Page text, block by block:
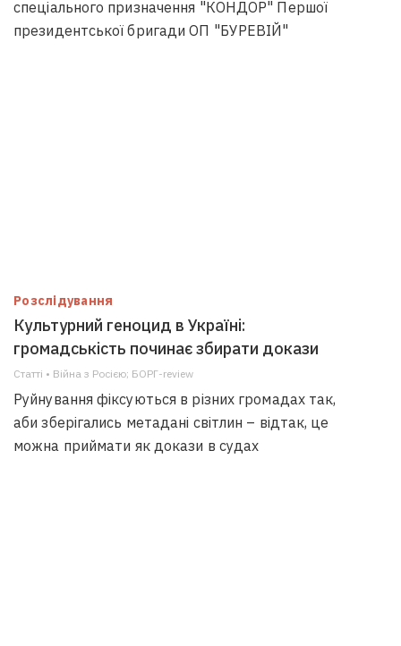
спеціального призначення "КОНДОР" Першої
президентської бригади ОП "БУРЕВІЙ"
Розслідування
Культурний геноцид в Україні:
громадськість починає збирати докази
Статті • Війна з Росією; БОРГ-review
Руйнування фіксуються в різних громадах так,
аби зберігались метадані світлин – відтак, це
можна приймати як докази в судах